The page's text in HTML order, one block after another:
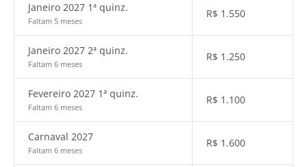
Janeiro 2027 1ª quinz.
Faltam 5 meses
R$ 1.550
Janeiro 2027 2ª quinz.
Faltam 6 meses
R$ 1.250
Fevereiro 2027 1ª quinz.
Faltam 6 meses
R$ 1.100
Carnaval 2027
Faltam 6 meses
R$ 1.600